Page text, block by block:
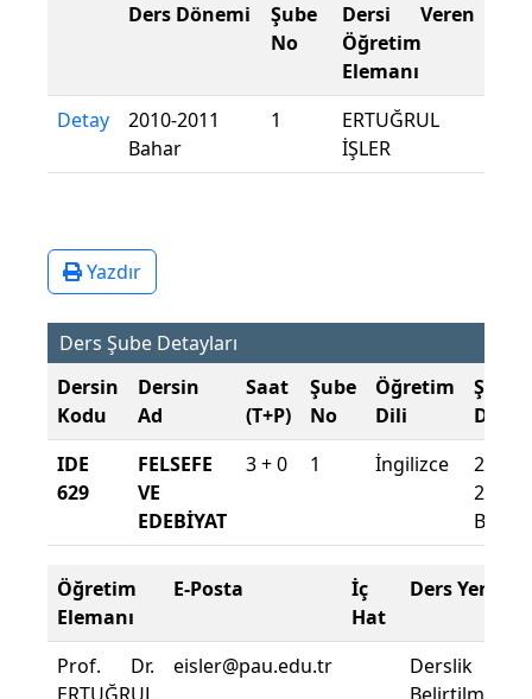
Ders Dönemi
Şube
No
Dersi Veren
Öğretim
Elemanı
Detay
2010-2011
Bahar
1
ERTUĞRUL
İŞLER
Yazdır
Ders Şube Detayları
Dersin
Kodu
Dersin
Ad
Saat
(T+P)
Şube
No
Öğretim
Dili
Şube
IDE
629
FELSEFE
VE
EDEBİYAT
3 + 0 1 İngilizce
2010-
2011
Bahar
Öğretim
Elemanı
E-Posta
İç
Hat
Ders Yeri
Prof. Dr.
eisler@pau.edu.tr
Derslik